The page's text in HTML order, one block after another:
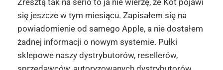
Zresztą tak na serio to ja nie wierzę, że Kot pojawi
się jeszcze w tym miesiącu. Zapisałem się na
powiadomienie od samego Apple, a nie dostałem
żadnej informacji o nowym systemie. Pułki
sklepowe naszy dystrybutorów, resellerów,